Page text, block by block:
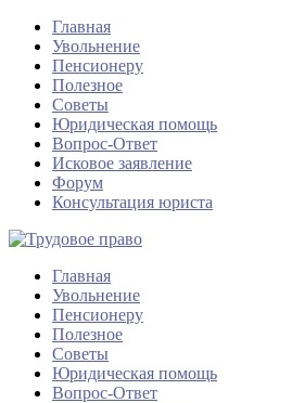
Главная
Увольнение
Пенсионеру
Полезное
Советы
Юридическая помощь
Вопрос-Ответ
Исковое заявление
Форум
Консультация юриста
Главная
Увольнение
Пенсионеру
Полезное
Советы
Юридическая помощь
Вопрос-Ответ